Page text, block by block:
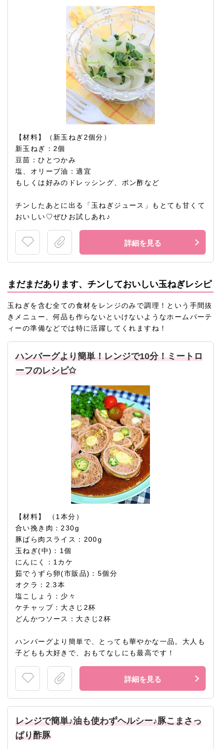
【材料】（新玉ねぎ2個分）
新玉ねぎ：2個
豆苗：ひとつかみ
塩、オリーブ油：適宜
もしくは好みのドレッシング、ポン酢など
チンしたあとに出る「玉ねぎジュース」もとても甘くて
おいしい♡ぜひお試しあれ♪
詳細を見る
まだまだあります、チンしておいしい玉ねぎレシピ
玉ねぎを含む全ての食材をレンジのみで調理！という手間抜
きメニュー、何品も作らないといけないようなホームパーテ
ィーの準備などでは特に活躍してくれますね！
ハンバーグより簡単！レンジで10分！ミートロ
ーフのレシピ✩
【材料】 （1本分）
合い挽き肉：230g
豚ばら肉スライス：200g
玉ねぎ(中)：1個
にんにく：1カケ
茹でうずら卵(市販品)：5個分
オクラ：2.3本
塩こしょう：少々
ケチャップ：大さじ2杯
どんかつソース：大さじ2杯
ハンバーグより簡単で、とっても華やかな一品。大人も
子どもも大好きで、おもてなしにも最高です！
詳細を見る
レンジで簡単♪油も使わずヘルシー♪豚こまさっ
ぱり酢豚